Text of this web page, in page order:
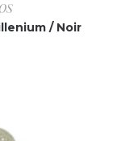
/ Noir